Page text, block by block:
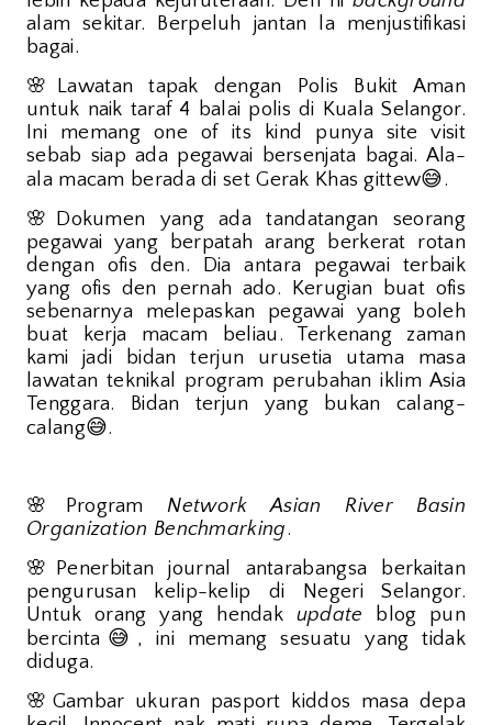
alam sekitar. Berpeluh jantan la menjustifikasi
bagai.
🌸
Lawatan tapak dengan Polis Bukit Aman
untuk naik taraf 4 balai polis di Kuala Selangor.
Ini memang one of its kind punya site visit
sebab siap ada pegawai bersenjata bagai. Ala-
ala macam berada di set Gerak Khas gittew😅.
🌸
Dokumen yang ada tandatangan seorang
pegawai yang berpatah arang berkerat rotan
dengan ofis den. Dia antara pegawai terbaik
yang ofis den pernah ado. Kerugian buat ofis
sebenarnya melepaskan pegawai yang boleh
buat kerja macam beliau. Terkenang zaman
kami jadi bidan terjun urusetia utama masa
lawatan teknikal program perubahan iklim Asia
Tenggara. Bidan terjun yang bukan calang-
calang😅.
🌸 ProgramNetwork Asian River Basin
Organization Benchmarking.
🌸
Penerbitan journal antarabangsa berkaitan
pengurusan kelip-kelip di Negeri Selangor.
Untuk orang yang hendak update blog pun
bercinta 😅 , ini memang sesuatu yang tidak
diduga.
🌸 Gambar ukuran pasport kiddos masa depa